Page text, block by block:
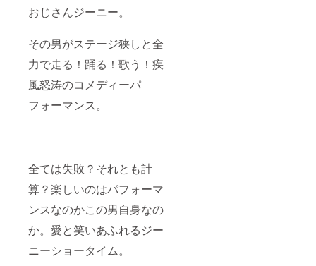
おじさんジーニー。
その男がステージ狭しと全
力で走る！踊る！歌う！疾
風怒涛のコメディーパ
フォーマンス。
全ては失敗？それとも計
算？楽しいのはパフォーマ
ンスなのかこの男自身なの
か。愛と笑いあふれるジー
ニーショータイム。